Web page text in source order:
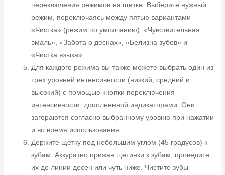
переключения режимов на щетке. Выберите нужный
режим, переключаясь между пятью вариантами —
«Чистка» (режим по умолчанию), «Чувствительная
эмаль», «Забота о деснах», «Белизна зубов» и
«Чистка языка».
Для каждого режима вы также можете выбрать один из
трех уровней интенсивности (низкий, средний и
высокий) с помощью кнопки переключения
интенсивности, дополненной индикаторами. Они
загораются согласно выбранному уровню при нажатии
и во время использования.
Держите щетку под небольшим углом (45 градусов) к
зубам. Аккуратно прижав щетинки к зубам, проведите
их до линии десен или чуть ниже. Чистите зубы